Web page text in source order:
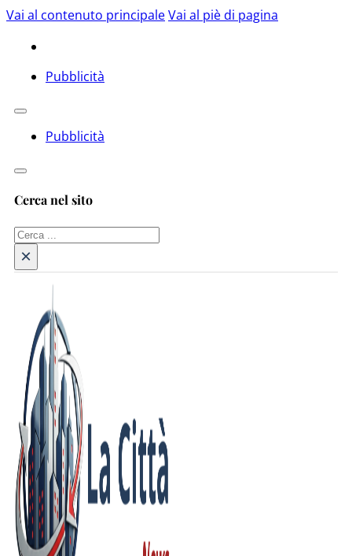
Vai al contenuto principaleVai al piè di pagina
Pubblicità
Pubblicità
Cerca nel sito
Cerca
×